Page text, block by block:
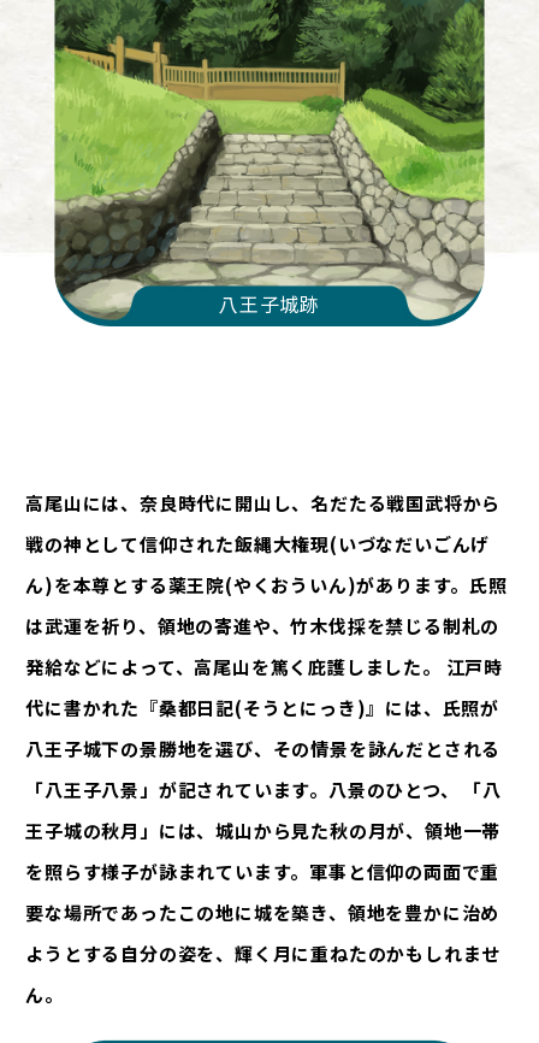
八王子城跡
高尾山には、奈良時代に開山し、名だたる戦国武将から
戦の神として信仰された飯縄大権現(いづなだいごんげ
ん)を本尊とする薬王院(やくおういん)があります。氏照
は武運を祈り、領地の寄進や、竹木伐採を禁じる制札の
発給などによって、高尾山を篤く庇護しました。 江戸時
代に書かれた『桑都日記(そうとにっき)』には、氏照が
八王子城下の景勝地を選び、その情景を詠んだとされる
「八王子八景」が記されています。八景のひとつ、 「八
王子城の秋月」には、城山から見た秋の月が、領地一帯
を照らす様子が詠まれています。軍事と信仰の両面で重
要な場所であったこの地に城を築き、領地を豊かに治め
ようとする自分の姿を、輝く月に重ねたのかもしれませ
ん。